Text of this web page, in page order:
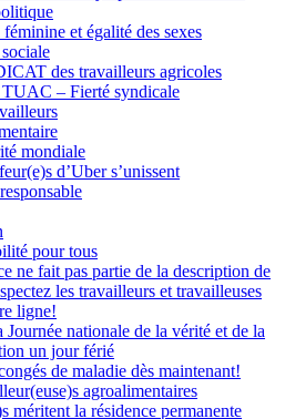
et égalité des sexes
des travailleurs agricoles
TUAC – Fierté syndicale
mondiale
d’Uber s’unissent
pour tous
ne fait pas partie de la description de
les travailleurs et travailleuses
ligne!
Journée nationale de la vérité et de la
un jour férié
de maladie dès maintenant!
agroalimentaires
méritent la résidence permanente